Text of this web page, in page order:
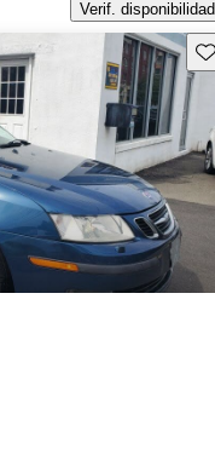
Verif. disponibilidad